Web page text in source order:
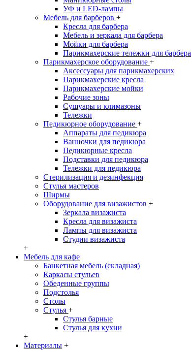
УФ и LED-лампы
Мебель для барберов +
Кресла для барбера
Мебель и зеркала для барбера
Мойки для барбера
Парикмахерские тележки для барбера
Парикмахерское оборудование +
Аксессуары для парикмахерских
Парикмахерские кресла
Парикмахерские мойки
Рабочие зоны
Сушуары и климазоны
Тележки
Педикюрное оборудование +
Аппараты для педикюра
Ванночки для педикюра
Педикюрные кресла
Подставки для педикюра
Тележки для педикюра
Стерилизация и дезинфекция
Стулья мастеров
Ширмы
Оборудование для визажистов +
Зеркала визажиста
Кресла для визажиста
Лампы для визажиста
Студии визажиста
+
Мебель для кафе
Банкетная мебель (складная)
Каркасы стульев
Обеденные группы
Подстолья
Столы
Стулья +
Стулья барные
Стулья для кухни
+
Материалы +